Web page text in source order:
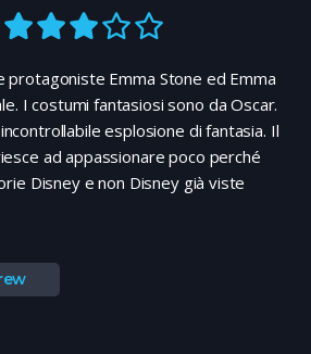
protagoniste Emma Stone ed Emma
I costumi fantasiosi sono da Oscar.
esplosione di fantasia. Il
ad appassionare poco perché
Disney e non Disney già viste